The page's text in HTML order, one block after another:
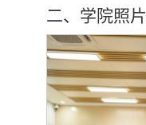
二、学院照片